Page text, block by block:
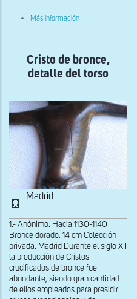
Más información
de
los
Cristo de bronce,
detalle del torso
Madrid
1.- Anónimo. Hacia 1130-1140
Bronce dorado. 14 cm Colección
privada. Madrid Durante el siglo XII
la producción de Cristos
crucificados de bronce fue
abundante, siendo gran cantidad
de ellos empleados para presidir